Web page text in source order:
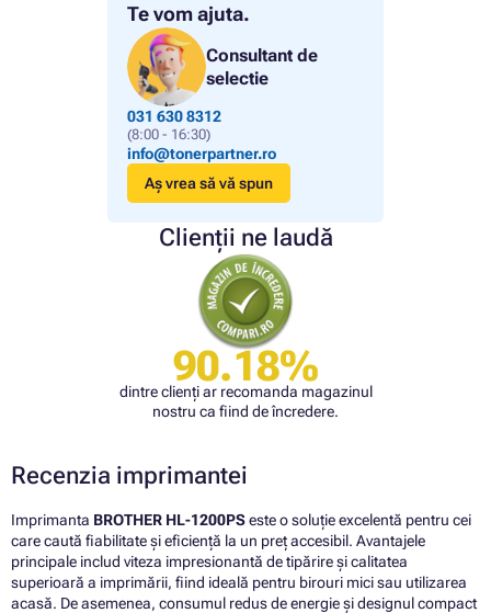
Te vom ajuta.
Consultant de
selectie
031 630 8312
(8:00 - 16:30)
info@tonerpartner.ro
Aș vrea să vă spun
Clienții ne laudă
90.18%
dintre clienți ar recomanda magazinul
nostru ca fiind de încredere.
Recenzia imprimantei
Imprimanta BROTHER HL-1200PSeste o soluție excelentă pentru cei
care caută fiabilitate și eficiență la un preț accesibil. Avantajele
principale includ viteza impresionantă de tipărire și calitatea
superioară a imprimării, fiind ideală pentru birouri mici sau utilizarea
acasă. De asemenea, consumul redus de energie și designul compact